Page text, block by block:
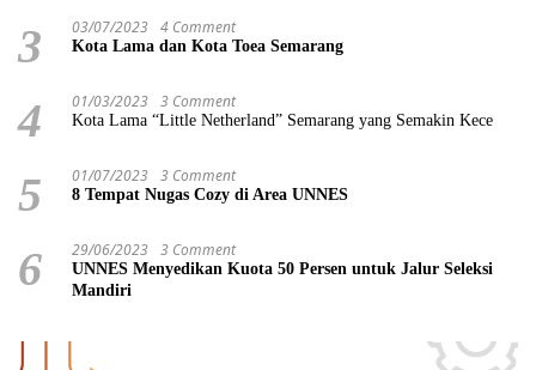
3 03/07/2023 4 Comment
Kota Lama dan Kota Toea Semarang
4 01/03/2023 3 Comment
Kota Lama “Little Netherland” Semarang yang Semakin Kece
5 01/07/2023 3 Comment
8 Tempat Nugas Cozy di Area UNNES
6 29/06/2023 3 Comment
UNNES Menyedikan Kuota 50 Persen untuk Jalur Seleksi
Mandiri